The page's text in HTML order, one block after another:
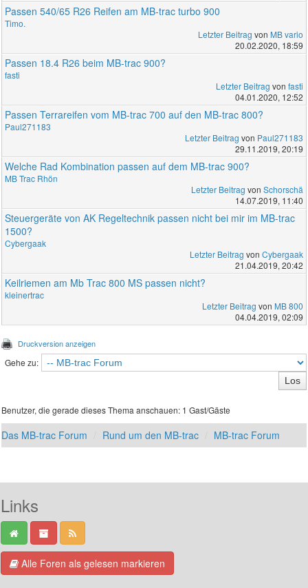
Passen 540/65 R26 Reifen am MB-trac turbo 900
Timo.
Letzter Beitrag von MB vario
20.02.2020, 18:59
Passen 18.4 R26 beim MB-trac 900?
fasti
Letzter Beitrag von fasti
04.01.2020, 12:52
Passen Terrareifen vom MB-trac 700 auf den MB-trac 800?
Paul271183
Letzter Beitrag von Paul271183
29.11.2019, 20:19
Welche Rad Kombination passen auf dem MB-trac 900?
MB Trac Rhön
Letzter Beitrag von Schorschä
14.07.2019, 11:40
Steuergeräte von AK Regeltechnik passen nicht bei mir im MB-trac
1500?
Cybergaak
Letzter Beitrag von Cybergaak
21.04.2019, 20:42
Keilriemen am Mb Trac 800 MS passen nicht?
kleinertrac
Letzter Beitrag von MB 800
04.04.2019, 02:09
Druckversion anzeigen
Gehe zu:
Benutzer, die gerade dieses Thema anschauen: 1 Gast/Gäste
Das MB-trac Forum Rund um den MB-trac MB-trac Forum
Links
Alle Foren als gelesen markieren